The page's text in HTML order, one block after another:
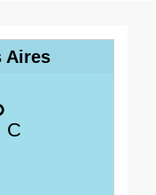
Aires
C